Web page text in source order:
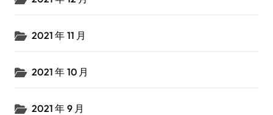
2021 年 11 月
2021 年 10 月
2021 年 9 月